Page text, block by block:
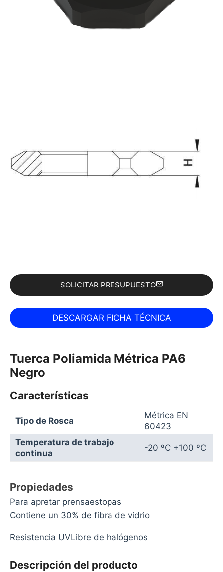
SOLICITAR PRESUPUESTO
Tuerca Poliamida Métrica PA6
Negro
Características
Tipo de Rosca
Métrica EN
60423
Temperatura de trabajo
continua
-20 ºC +100 ºC
Propiedades
Para apretar prensaestopas
Contiene un 30% de fibra de vidrio
Resistencia UVLibre de halógenos
Descripción del producto